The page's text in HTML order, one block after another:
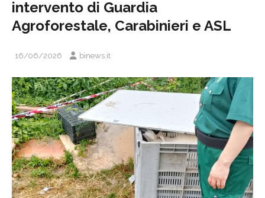
intervento di Guardia
Agroforestale, Carabinieri e ASL
16/06/2026 binews.it